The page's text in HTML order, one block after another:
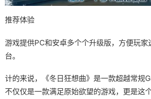
推荐体验
游戏提供PC和安卓多个个升级版，方便玩家
台。
计的来说，《冬日狂想曲》是一款​​超越常规
不仅仅是一款满足原始欲望的游戏，更是这